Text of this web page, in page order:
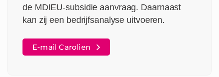
de MDIEU-subsidie aanvraag. Daarnaast
kan zij een bedrijfsanalyse uitvoeren.
E-mail Carolien